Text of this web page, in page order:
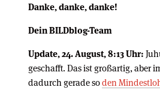
Danke, danke, danke!
Dein BILDblog-Team
Update, 24. August, 8:13 Uhr:
geschafft. Das ist großartig, aber
dadurch gerade soden